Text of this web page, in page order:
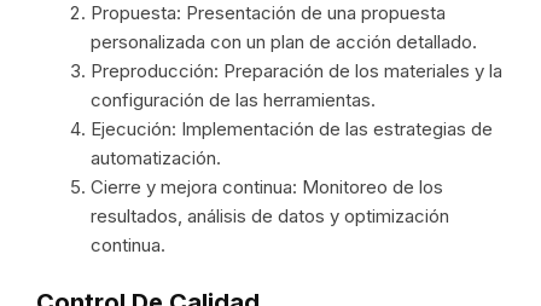
Propuesta: Presentación de una propuesta
personalizada con un plan de acción detallado.
Preproducción: Preparación de los materiales y la
configuración de las herramientas.
Ejecución: Implementación de las estrategias de
automatización.
Cierre y mejora continua: Monitoreo de los
resultados, análisis de datos y optimización
continua.